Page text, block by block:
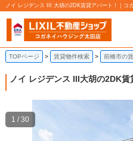
ノイ レジデンス III 大胡の2DK賃貸アパート！｜コ
TOPページ 賃貸物件検索 前橋市の
ノイ レジデンス III大胡の2DK賃
1 / 30